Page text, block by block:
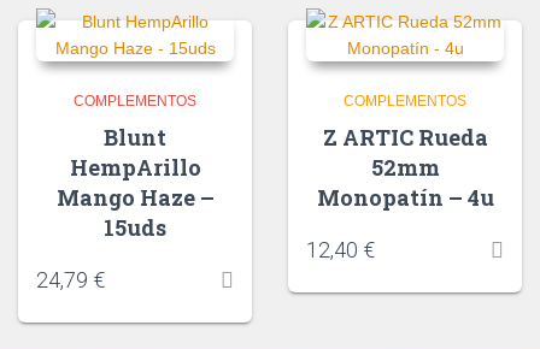
COMPLEMENTOS
Blunt
HempArillo
Mango Haze –
15uds
24,79 €
COMPLEMENTOS
Z ARTIC Rueda
52mm
Monopatín – 4u
12,40 €